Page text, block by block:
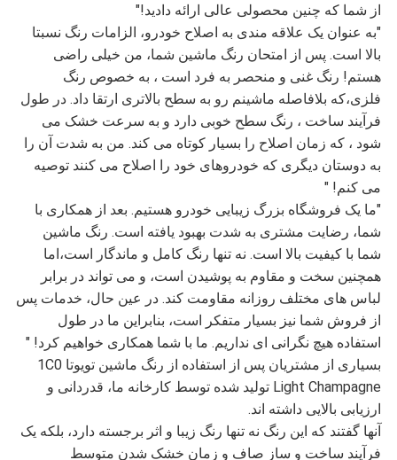
از شما که چنین محصولی عالی ارائه دادید!"
"به عنوان یک علاقه مندی به اصلاح خودرو، الزامات رنگ نسبتا
بالا است. پس از امتحان رنگ ماشین شما، من خیلی راضی
هستم! رنگ غنی و منحصر به فرد است ، به خصوص رنگ
فلزی،که بلافاصله ماشینم رو به سطح بالاتری ارتقا داد. در طول
فرآیند ساخت ، رنگ سطح خوبی دارد و به سرعت خشک می
شود ، که زمان اصلاح را بسیار کوتاه می کند. من به شدت آن را
به دوستان دیگری که خودروهای خود را اصلاح می کنند توصیه
می کنم! "
"ما یک فروشگاه بزرگ زیبایی خودرو هستیم. بعد از همکاری با
شما، رضایت مشتری به شدت بهبود یافته است. رنگ ماشین
شما با کیفیت بالا است. نه تنها رنگ کامل و ماندگار است،اما
همچنین سخت و مقاوم به پوشیدن است، و می تواند در برابر
لباس های مختلف روزانه مقاومت کند. در عین حال، خدمات پس
از فروش شما نیز بسیار متفکر است، بنابراین ما در طول
استفاده هیچ نگرانی ای نداریم. ما با شما همکاری خواهیم کرد! "
بسیاری از مشتریان پس از استفاده از رنگ ماشین تویوتا 1C0
Light Champagne تولید شده توسط کارخانه ما، قدردانی و
ارزیابی بالایی داشته اند.
آنها گفتند که این رنگ نه تنها رنگ زیبا و اثر برجسته دارد، بلکه یک
فرآیند ساخت و ساز صاف و زمان خشک شدن متوسط